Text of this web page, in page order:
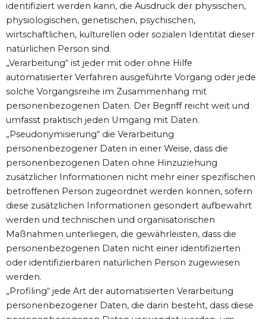
identifiziert werden kann, die Ausdruck der physischen,
physiologischen, genetischen, psychischen,
wirtschaftlichen, kulturellen oder sozialen Identität dieser
natürlichen Person sind.
„Verarbeitung“ ist jeder mit oder ohne Hilfe
automatisierter Verfahren ausgeführte Vorgang oder jede
solche Vorgangsreihe im Zusammenhang mit
personenbezogenen Daten. Der Begriff reicht weit und
umfasst praktisch jeden Umgang mit Daten.
„Pseudonymisierung“ die Verarbeitung
personenbezogener Daten in einer Weise, dass die
personenbezogenen Daten ohne Hinzuziehung
zusätzlicher Informationen nicht mehr einer spezifischen
betroffenen Person zugeordnet werden können, sofern
diese zusätzlichen Informationen gesondert aufbewahrt
werden und technischen und organisatorischen
Maßnahmen unterliegen, die gewährleisten, dass die
personenbezogenen Daten nicht einer identifizierten
oder identifizierbaren natürlichen Person zugewiesen
werden.
„Profiling“ jede Art der automatisierten Verarbeitung
personenbezogener Daten, die darin besteht, dass diese